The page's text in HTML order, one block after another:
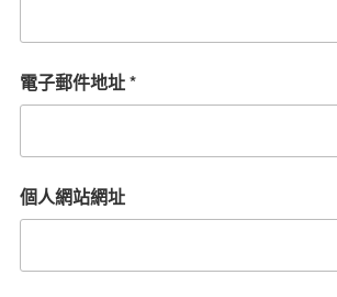
電子郵件地址*
個人網站網址